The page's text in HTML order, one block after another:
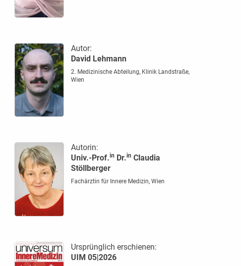
Autor:
David Lehmann
2. Medizinische Abteilung, Klinik Landstraße,
Wien
Autorin:
Univ.-Prof.in Dr.in Claudia
Stöllberger
Fachärztin für Innere Medizin, Wien
Ursprünglich erschienen:
UIM 05|2026